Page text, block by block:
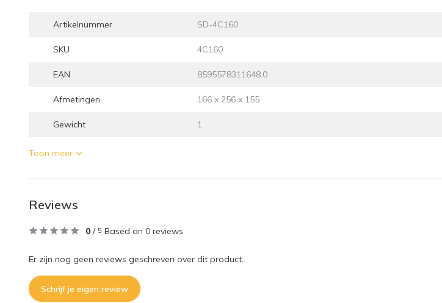
Artikelnummer SD-4C160
SKU 4C160
EAN 8595578311648.0
Afmetingen 166 x 256 x 155
Gewicht 1
Toon meer
Reviews
0 / 5 Based on 0 reviews
Er zijn nog geen reviews geschreven over dit product..
Schrijf je eigen review